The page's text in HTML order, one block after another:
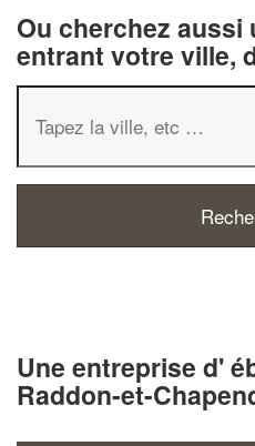
Ou cherchez aussi
entrant votre ville,
Une entreprise d'
Raddon-et-Augmentez